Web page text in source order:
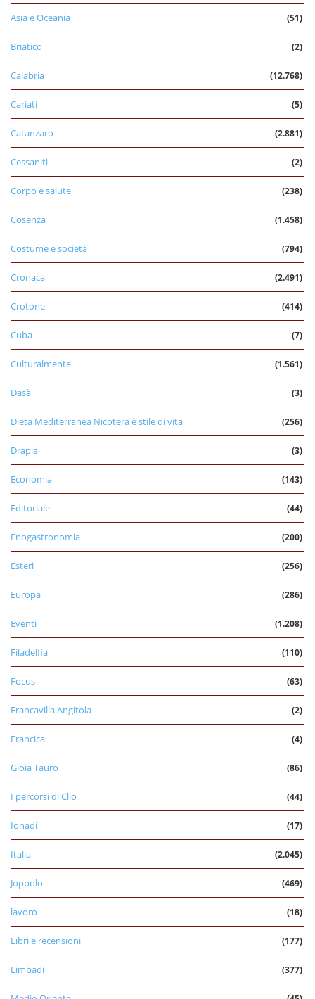
Asia e Oceania (51)
Briatico (2)
Calabria (12.768)
Cariati (5)
Catanzaro (2.881)
Cessaniti (2)
Corpo e salute (238)
Cosenza (1.458)
Costume e società (794)
Cronaca (2.491)
Crotone (414)
Cuba (7)
Culturalmente (1.561)
Dasà (3)
Dieta Mediterranea Nicotera è stile di vita (256)
Drapia (3)
Economia (143)
Editoriale (44)
Enogastronomia (200)
Esteri (256)
Europa (286)
Eventi (1.208)
Filadelfia (110)
Focus (63)
Francavilla Angitola (2)
Francica (4)
Gioia Tauro (86)
I percorsi di Clio (44)
Ionadi (17)
Italia (2.045)
Joppolo (469)
lavoro (18)
Libri e recensioni (177)
Limbadi (377)